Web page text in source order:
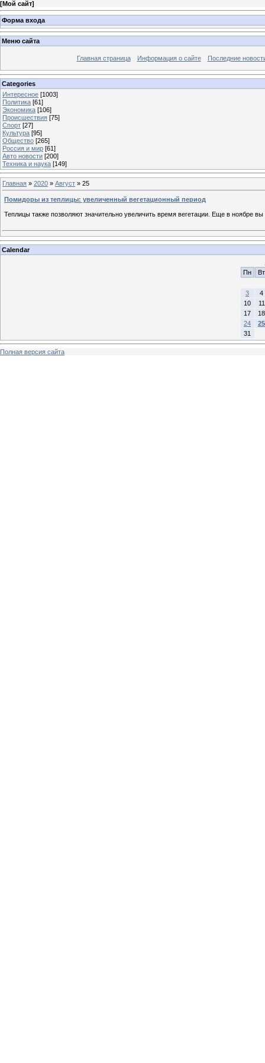
[Мой сайт]
Форма входа
Меню сайта
Главная страница Информация о сайте Последние
Categories
Интересное [1003]
Политика [61]
Экономика [106]
Происшествия [75]
Спорт [27]
Культура [95]
Общество [265]
Россия и мир [61]
Авто новости [200]
Техника и наука [149]
Главная » 2020 » Август » 25
Помидоры из теплицы: увеличенный вегетационный период
Теплицы также позволяют значительно увеличить время вегетации. Еще в ноябре
Calendar
Пн
Вт
3
4
10
11
17
18
24
25
31
Полная версия сайта